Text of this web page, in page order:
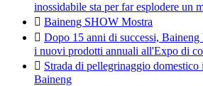
inossidabile sta per far esplodere un
 Baineng SHOW Mostra
 Dopo 15 anni di successi,
i nuovi prodotti annuali all'Expo di
 Strada di pellegrinaggio
Baineng